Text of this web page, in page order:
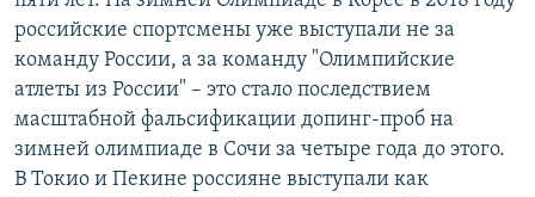
российские спортсмены уже выступали не за
команду России, а за команду "Олимпийские
атлеты из России" – это стало последствием
масштабной фальсификации допинг-проб на
зимней олимпиаде в Сочи за четыре года до этого.
В Токио и Пекине россияне выступали как